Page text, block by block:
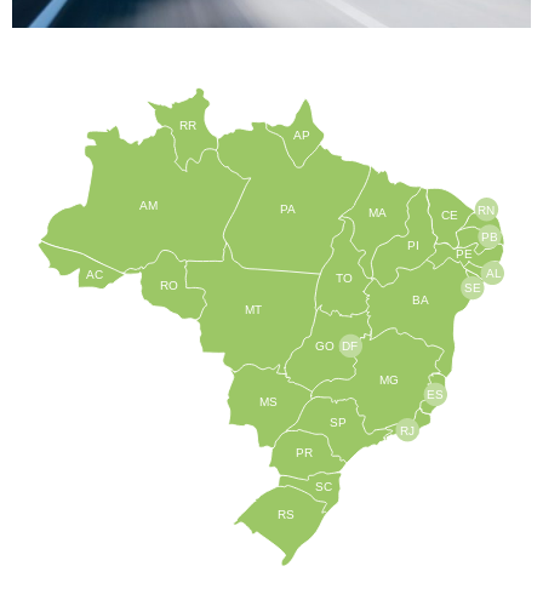
TO
BA
SE
PE
AL
RN
CE
PI
MA
AP
PA
RR
AM
AC
RO
MT
MS
GO
PR
SC
RS
SP
MG
RJ
ES
DF
PB